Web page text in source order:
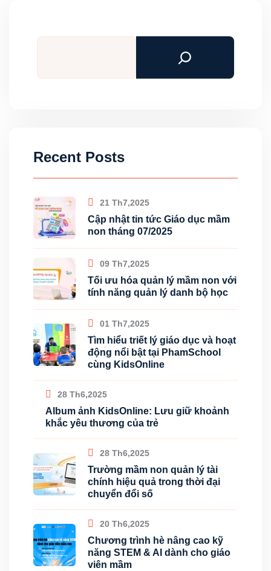
Tìm
Recent Posts
21 Th7,2025
Cập nhật tin tức Giáo dục mầm
non tháng 07/2025
09 Th7,2025
Tối ưu hóa quản lý mầm non với
tính năng quản lý danh bộ học
01 Th7,2025
Tìm hiểu triết lý giáo dục và hoạt
động nổi bật tại PhamSchool
cùng KidsOnline
28 Th6,2025
Album ảnh KidsOnline: Lưu giữ khoảnh
khắc yêu thương của trẻ
28 Th6,2025
Trường mầm non quản lý tài
chính hiệu quả trong thời đại
chuyển đổi số
20 Th6,2025
Chương trình hè nâng cao kỹ
năng STEM & AI dành cho giáo
viên mầm